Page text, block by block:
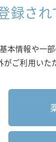
録さ
情報や一部
ご利用いた